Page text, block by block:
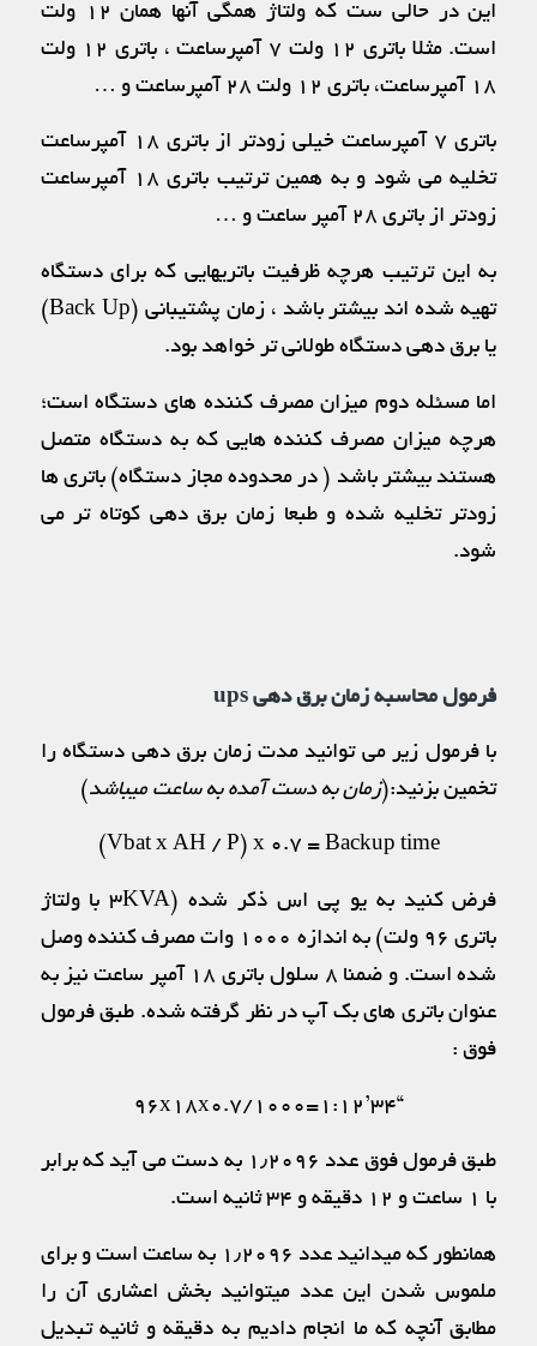
این در حالی ست که ولتاژ همگی آنها همان ۱۲ ولت
است. مثلا باتری ۱۲ ولت ۷ آمپرساعت ، باتری ۱۲ ولت
۱۸ آمپرساعت، باتری ۱۲ ولت ۲۸ آمپرساعت و …
باتری ۷ آمپرساعت خیلی زودتر از باتری ۱۸ ‌آمپرساعت
تخلیه می شود و به همین ترتیب باتری ۱۸ آمپرساعت
زودتر از باتری ۲۸ آمپر ساعت و …
به این ترتیب هرچه ظرفیت باتریهایی که برای دستگاه
تهیه شده اند بیشتر باشد ، زمان پشتیبانی (Back Up)
یا برق دهی دستگاه طولانی تر خواهد بود.
اما مسئله دوم میزان مصرف کننده های دستگاه است؛
هرچه میزان مصرف کننده هایی که به دستگاه متصل
هستند بیشتر باشد ( در محدوده مجاز دستگاه) باتری ها
زودتر تخلیه شده و طبعا زمان برق دهی کوتاه تر می
شود.
فرمول محاسبه زمان برق دهی ups
با فرمول زیر می توانید مدت زمان برق دهی دستگاه را
تخمین بزنید:(زمان به دست آمده به ساعت میباشد)
Vbat x AH / P) x 0.7 = Backup time)
فرض کنید به یو پی اس ذکر شده (۳KVA با ولتاژ
باتری ۹۶ ولت) به اندازه ۱۰۰۰ وات مصرف کننده وصل
شده است. و ضمنا ۸ سلول باتری ۱۸ آمپر ساعت نیز به
عنوان باتری های بک آپ در نظر گرفته شده. طبق فرمول
فوق :
“۹۶x18x0.7/1000=1:12’34
طبق فرمول فوق عدد ۱٫۲۰۹۶ به دست می آید که برابر
با ۱ ساعت و ۱۲ دقیقه و ۳۴ ثانیه است.
همانطور که میدانید عدد ۱٫۲۰۹۶ به ساعت است و برای
ملموس شدن این عدد میتوانید بخش اعشاری آن را
مطابق آنچه که ما انجام دادیم به دقیقه و ثانیه تبدیل